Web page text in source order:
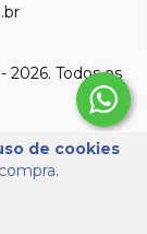
de cookies
2026. Todos os